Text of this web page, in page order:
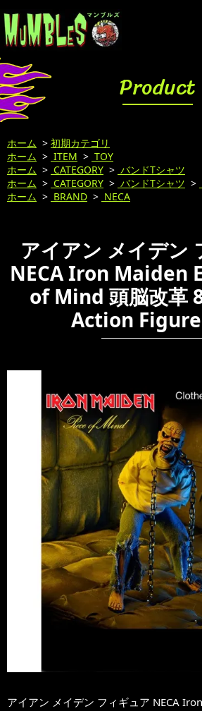
Product
ホーム > 初期カテゴリ
ホーム > ITEM > TOY
ホーム > CATEGORY > バンドTシャツ
ホーム > CATEGORY > バンドTシャツ >
ホーム > BRAND > NECA
アイアン メイデン
NECA Iron Maiden
of Mind 頭脳改革
Action Figure
アイアン メイデン フィギュア NECA